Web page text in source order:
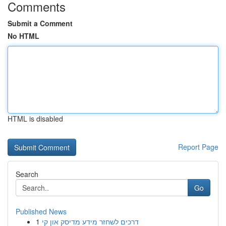
Comments
Submit a Comment
No HTML
HTML is disabled
Report Page
Search
Go
Published News
1 דרכים לשחזר מידע מדיסק און קי